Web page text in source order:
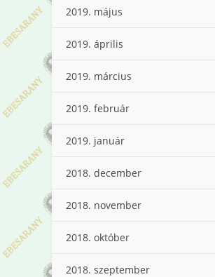
2019. május
2019. április
2019. március
2019. február
2019. január
2018. december
2018. november
2018. október
2018. szeptember